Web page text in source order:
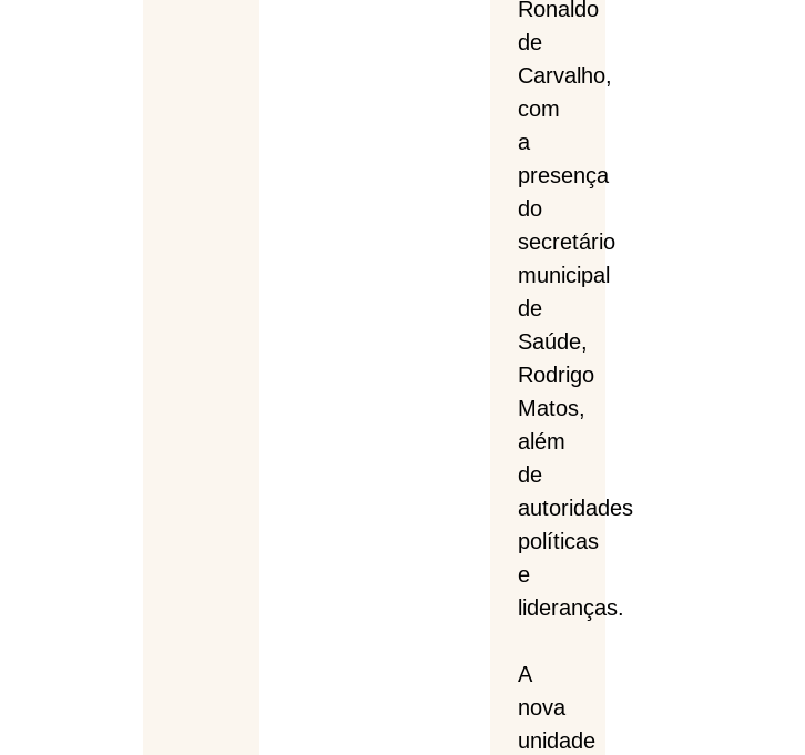
Ronaldo
de
Carvalho,
com
a
presença
do
secretário
municipal
de
Saúde,
Rodrigo
Matos,
além
de
autoridades
políticas
e
lideranças.
A
nova
unidade